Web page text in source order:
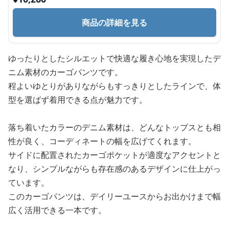
商品の詳細を見る
ゆったりとしたシルエットで快適な履き心地を実現したデ
ニム素材のカーゴパンツです。
程よいゆとりがありながらもすっきりとしたラインで、体
型を選ばず着用できる点が魅力です。
落ち着いたカラーのデニム素材は、どんなトップスとも相
性が良く、コーディネートの幅を広げてくれます。
サイドに配置されたカーゴポケットが適度なアクセントと
なり、シンプルながらも存在感のあるデザインに仕上がっ
ています。
このカーゴパンツは、デイリーユースからお出かけまで幅
広く活用できる一本です。